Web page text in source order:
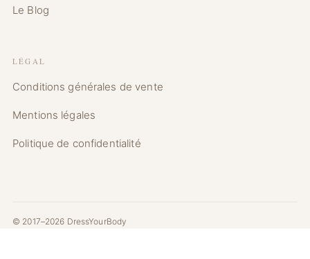
Le Blog
LÉGAL
Conditions générales de vente
Mentions légales
Politique de confidentialité
© 2017–2026 DressYourBody